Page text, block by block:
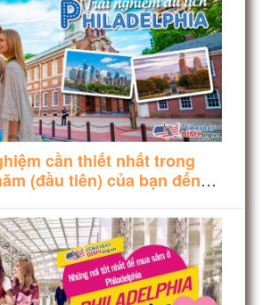
cần thiết nhất trong
(đầu tiên) của bạn đến